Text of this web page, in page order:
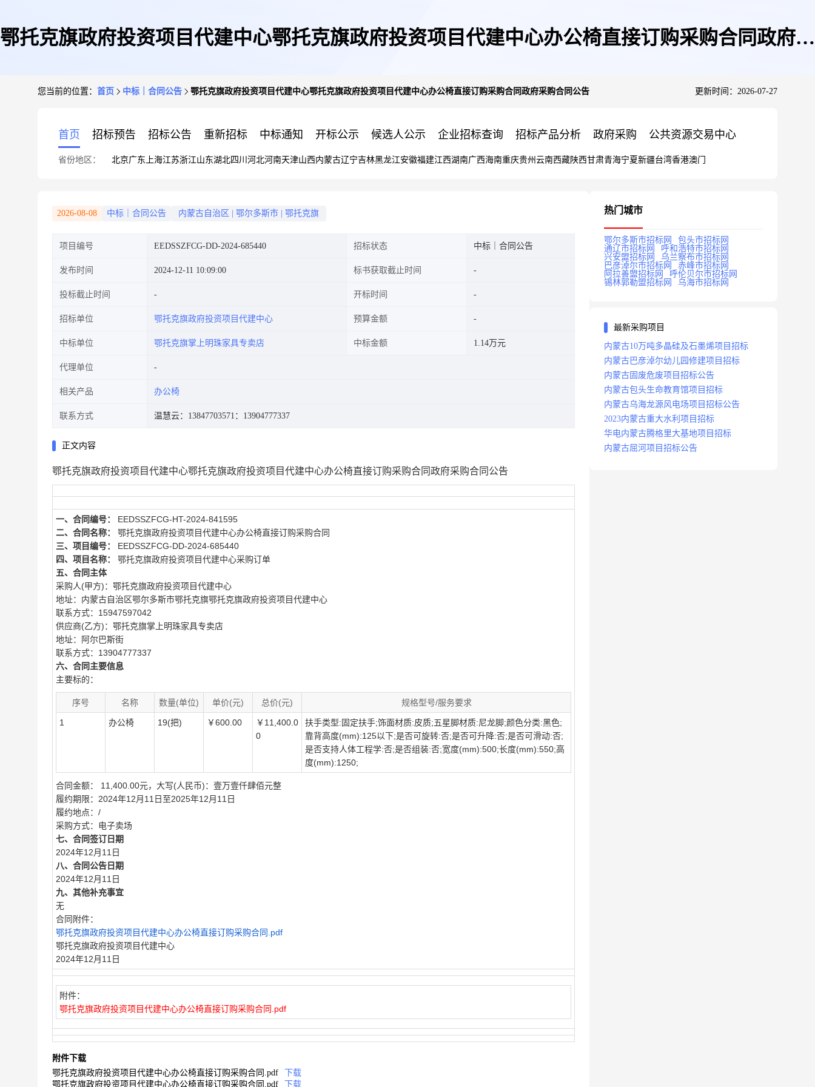
鄂托克旗政府投资项目代建中心鄂托克旗政府投资项目代建中心办公椅直接订购采购合同政府采
您当前的位置： 首页 中标｜合同公告 鄂托克旗政府投资项目代建中心鄂托克旗政府投资项目代建中心办公椅直接订购采购合同政府采购合同公告 更新时间：2026-07-27
首页 招标预告 招标公告 重新招标 中标通知 开标公示 候选人公示 企业招标查询 招标产品分析 政府采购 公共资源交易中心
省份地区： 北京广东 上海江苏浙江山东湖北四川 河北河南天津山西内蒙古辽宁吉林黑龙江安徽福建江西湖南广西海南重庆贵州 云南西藏陕西甘肃青海宁夏新疆台湾香港澳门
2026-08-08 中标｜合同公告 内蒙古自治区 鄂尔多斯市 鄂托克旗
项目编号 EEDSSZFCG-DD-2024-685440 招标状态 中标｜合同公告
发布时间 2024-12-11 10:09:00 标书获取截止时间
投标截止时间 开标时间
招标单位 鄂托克旗政府投资项目代建中心 预算金额
中标单位 鄂托克旗掌上明珠家具专卖店 中标金额 1.14万元
代理单位
相关产品 办公椅
联系方式 温慧云：13847703571 ：13904777337
正文内容
鄂托克旗政府投资项目代建中心鄂托克旗政府投资项目代建中心办公椅直接订购采购合同政府采购合同公告
一、合同编号： EEDSSZFCG-HT-2024-841595
二、合同名称： 鄂托克旗政府投资项目代建中心办公椅直接订购采购合同
三、项目编号： EEDSSZFCG-DD-2024-685440
四、项目名称： 鄂托克旗政府投资项目代建中心采购订单
五、合同主体
采购人(甲方)：鄂托克旗政府投资项目代建中心
地址：内蒙古自治区鄂尔多斯市鄂托克旗鄂托克旗政府投资项目代建中心
联系方式：15947597042
供应商(乙方)：鄂托克旗掌上明珠家具专卖店
地址：阿尔巴斯街
联系方式：13904777337
六、合同主要信息
主要标的：
序号 名称 数量(单位) 单价(元) 总价(元) 规格型号/服务要求
1 办公椅 19(把) ￥600.00
￥11,400.0
0
扶手类型:固定扶手;饰面材质:皮质;五星脚材质:尼龙脚;颜色分类:黑色;
靠背高度(mm):125以下;是否可旋转:否;是否可升降:否;是否可滑动:否;
是否支持人体工程学:否;是否组装:否;宽度(mm):500;长度(mm):550;高
度(mm):1250;
合同金额： 11,400.00元，大写(人民币)：壹万壹仟肆佰元整
履约期限：2024年12月11日至2025年12月11日
履约地点：/
采购方式：电子卖场
七、合同签订日期
2024年12月11日
八、合同公告日期
2024年12月11日
九、其他补充事宜
无
合同附件：
鄂托克旗政府投资项目代建中心办公椅直接订购采购合同.pdf
鄂托克旗政府投资项目代建中心
2024年12月11日
附件：
鄂托克旗政府投资项目代建中心办公椅直接订购采购合同.pdf
附件下载
鄂托克旗政府投资项目代建中心办公椅直接订购采购合同.pdf
下载
鄂托克旗政府投资项目代建中心办公椅直接订购采购合同.pdf
下载
热门城市
鄂尔多斯市招标网
包头市招标网
通辽市招标网
呼和浩特市招标网
兴安盟招标网
乌兰察布市招标网
巴彦淖尔市招标网
赤峰市招标网
阿拉善盟招标网
呼伦贝尔市招标网
锡林郭勒盟招标网
乌海市招标网
最新采购项目
内蒙古10万吨多晶硅及石墨烯项目招标
内蒙古巴彦淖尔幼儿园修建项目招标
内蒙古固废危废项目招标公告
内蒙古包头生命教育馆项目招标
内蒙古乌海龙源风电场项目招标公告
2023内蒙古重大水利项目招标
华电内蒙古腾格里大基地项目招标
内蒙古屈河项目招标公告